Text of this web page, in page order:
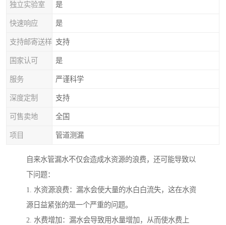
独立实验室 是
快速响应 是
支持邮寄送样 支持
国家认可 是
服务 严谨科学
深度定制 支持
可售卖地 全国
项目 管道测漏
自来水管漏水不仅会造成水资源的浪费，还可能导致以
下问题：
1. 水资源浪费：漏水会使大量的水白白流失，这在水资
源日益紧张的是一个严重的问题。
2. 水费增加：漏水会导致用水量增加，从而使水费上